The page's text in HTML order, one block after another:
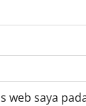
web saya